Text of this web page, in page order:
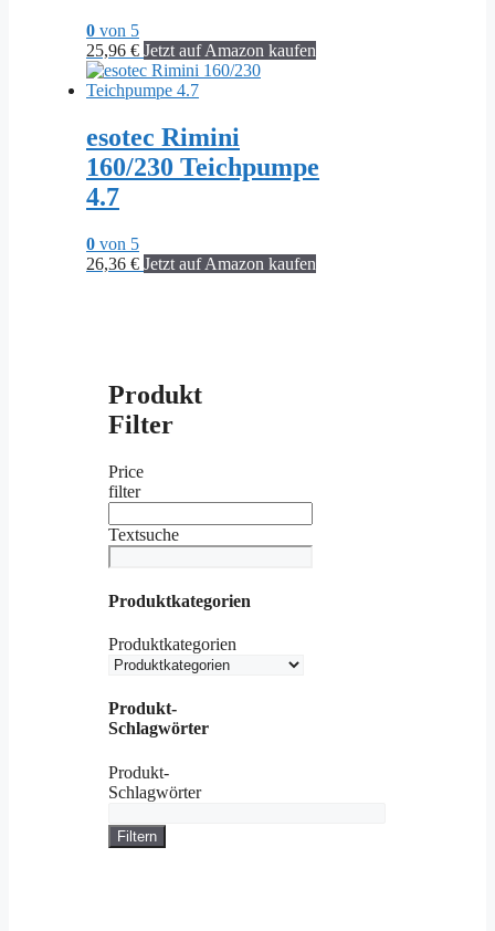
0 von 5
25,96 € Jetzt auf Amazon kaufen
esotec Rimini
160/230 Teichpumpe
4.7
0 von 5
26,36 € Jetzt auf Amazon kaufen
Produkt
Filter
Price
filter
Textsuche
Produktkategorien
Produktkategorien
Produkt-
Schlagwörter
Produkt-
Schlagwörter
Filtern